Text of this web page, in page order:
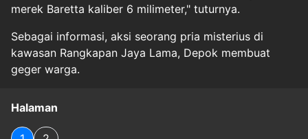
merek Baretta kaliber 6 milimeter," tuturnya.
Sebagai informasi, aksi seorang pria misterius di
kawasan Rangkapan Jaya Lama, Depok membuat
geger warga.
Halaman